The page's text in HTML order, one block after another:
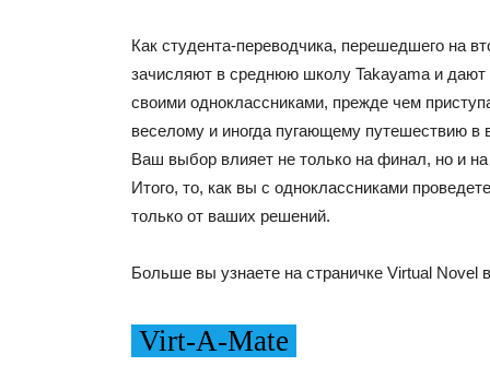
Как студента-переводчика, перешедшего на
зачисляют в среднюю школу Takayama и дают
своими одноклассниками, прежде чем
веселому и иногда пугающему путешествию в
Ваш выбор влияет не только на финал, но и
Итого, то, как вы с одноклассниками
только от ваших решений.
Больше вы узнаете на страничке Virtual Novel
Virt-A-Mate